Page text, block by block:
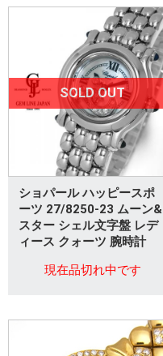
SOLD OUT
ショパール ハッピースポ
ーツ 27/8250-23 ムーン&
スター シェル文字盤 レデ
ィース クォーツ 腕時計
現在品切れ中です